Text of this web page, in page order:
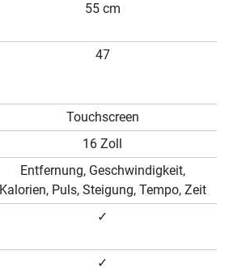
55 cm
47
Touchscreen
16 Zoll
Entfernung, Geschwindigkeit,
Kalorien, Puls, Steigung, Tempo, Zeit
✓
✓